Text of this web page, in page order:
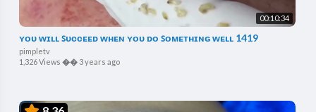
00:10:34
ʏᴏᴜ ᴡɪʟʟ ꜱᴜᴄᴄᴇᴇᴅ ᴡʜᴇɴ ʏᴏᴜ ᴅᴏ ꜱᴏᴍᴇᴛʜɪɴɢ ᴡᴇʟʟ 1419
pimpletv
1,326 Views �� 3 years ago